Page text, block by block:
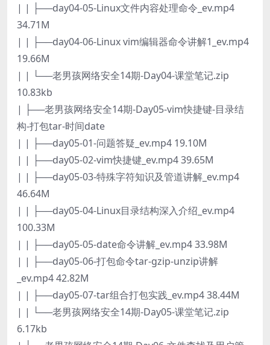
| | ├──day04-05-Linux文件内容处理命令_ev.mp4
34.71M
| | ├──day04-06-Linux vim编辑器命令讲解1_ev.mp4
19.66M
| | └──老男孩网络安全14期-Day04-课堂笔记.zip
10.83kb
| ├──老男孩网络安全14期-Day05-vim快捷键-目录结
构-打包tar-时间date
| | ├──day05-01-问题答疑_ev.mp4 19.10M
| | ├──day05-02-vim快捷键_ev.mp4 39.65M
| | ├──day05-03-特殊字符知识及管道讲解_ev.mp4
46.64M
| | ├──day05-04-Linux目录结构深入介绍_ev.mp4
100.33M
| | ├──day05-05-date命令讲解_ev.mp4 33.98M
| | ├──day05-06-打包命令tar-gzip-unzip讲解
_ev.mp4 42.82M
| | ├──day05-07-tar组合打包实践_ev.mp4 38.44M
| | └──老男孩网络安全14期-Day05-课堂笔记.zip
6.17kb